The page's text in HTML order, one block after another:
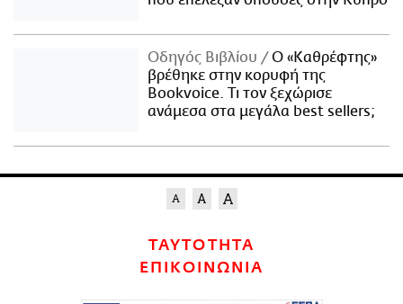
Οδηγός Βιβλίου
Ο «Καθρέφτης»
βρέθηκε στην κορυφή της
Bookvoice. Τι τον ξεχώρισε
ανάμεσα στα μεγάλα best sellers;
ΤΑΥΤΟΤΗΤΑ
ΕΠΙΚΟΙΝΩΝΙΑ